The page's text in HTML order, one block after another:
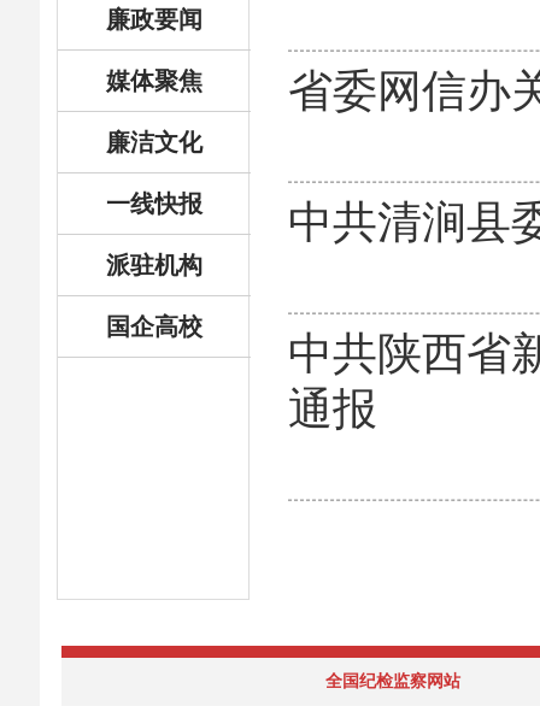
廉政要闻
媒体聚焦
廉洁文化
一线快报
派驻机构
国企高校
省委网信办
中共清涧县
中共陕西省
通报
全国纪检监察网站